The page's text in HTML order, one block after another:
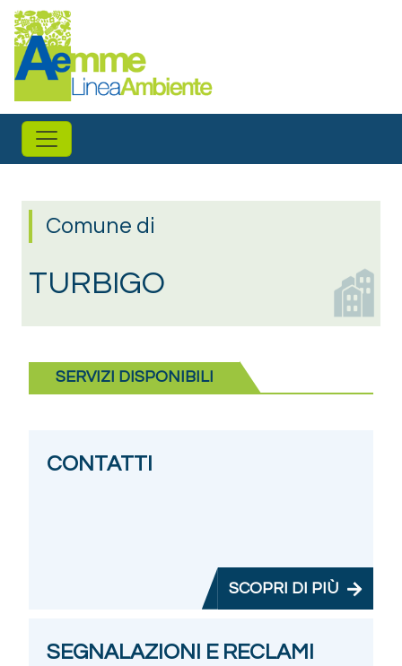
Salta al contenuto principale
Comune di
TURBIGO
SERVIZI DISPONIBILI
CONTATTI
SCOPRI DI PIÙ
SEGNALAZIONI E RECLAMI